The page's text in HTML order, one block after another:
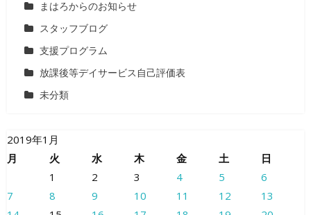
まはろからのお知らせ
スタッフブログ
支援プログラム
放課後等デイサービス自己評価表
未分類
2019年1月
月
火 水 木 金 土
日
1
2 3 4 5
6
7
8 9 10 11 12
13